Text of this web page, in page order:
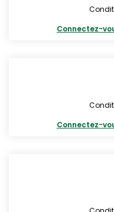
Connectez-
Connectez-